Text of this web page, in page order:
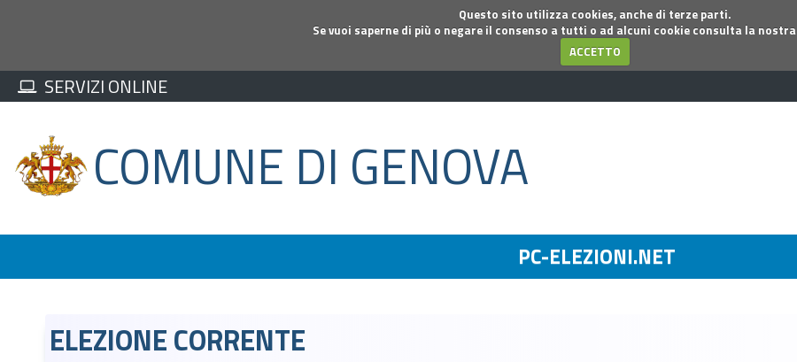
Questo sito utilizza cookies, anche di terze parti.
Se vuoi saperne di più o negare il consenso a tutti o ad alcuni cookie consulta la nostra
ACCETTO
SERVIZI ONLINE
COMUNE DI GENOVA
PC-ELEZIONI.NET
ELEZIONE CORRENTE